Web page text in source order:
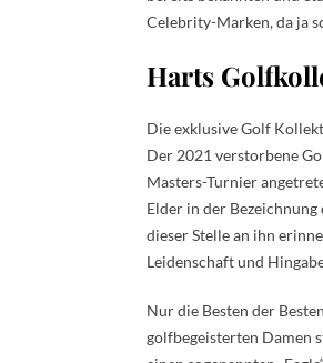
Celebrity-Marken, da ja
Harts
Die exklusive Golf
Der 2021 verstorbene
Masters-Turnier
Elder in der
dieser Stelle an ihn
Leidenschaft und
Nur die Besten der
golfbegeisterten Damen